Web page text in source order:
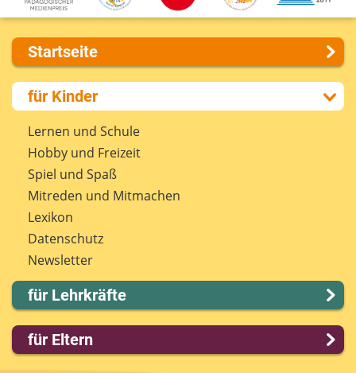
Startseite
Über uns
Presse
Kontakt
Impressum
Internet-ABC Sitemap
Barrierefreiheit
Länderprojekte
für Kinder
Lernen und Schule
Hobby und Freizeit
Spiel und Spaß
Mitreden und Mitmachen
Lexikon
Datenschutz
Newsletter
für Lehrkräfte
Lernmodule
Unterrichts­materialien
für Eltern